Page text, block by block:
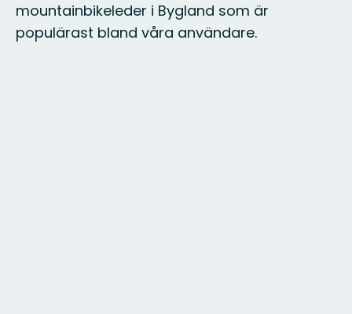
mountainbikeleder i Bygland som är
populärast bland våra användare.